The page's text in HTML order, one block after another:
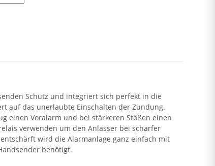
Schutz und integriert sich perfekt in die
auf das unerlaubte Einschalten der Zündung.
einen Voralarm und bei stärkeren Stößen einen
verwenden um den Anlasser bei scharfer
wird die Alarmanlage ganz einfach mit
benötigt.